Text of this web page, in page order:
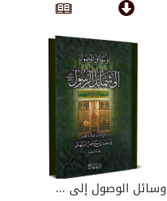
وسائل الوصول إلى ...